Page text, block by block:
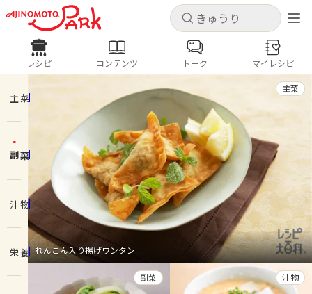
キャンセル
ログインするとレシピを保存できます
ログイン 新規登録
ホーム
コンテンツ
レシピ
トーク
キャンセル
レシピ コンテンツ
人気の食材・レシピ
きゅうり なす トマト
とうもろこし
ピーマン
みょうが ゴーヤ
レシピ コンテンツ トーク マイレシピ
主菜
副菜
汁物
栄養 れんこん入り揚げワンタン
主菜
副菜 汁物